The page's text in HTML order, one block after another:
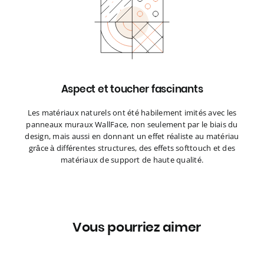
Aspect et toucher fascinants
Les matériaux naturels ont été habilement imités avec les
panneaux muraux WallFace, non seulement par le biais du
design, mais aussi en donnant un effet réaliste au matériau
grâce à différentes structures, des effets softtouch et des
matériaux de support de haute qualité.
Vous pourriez aimer